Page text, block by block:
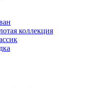
коллекция